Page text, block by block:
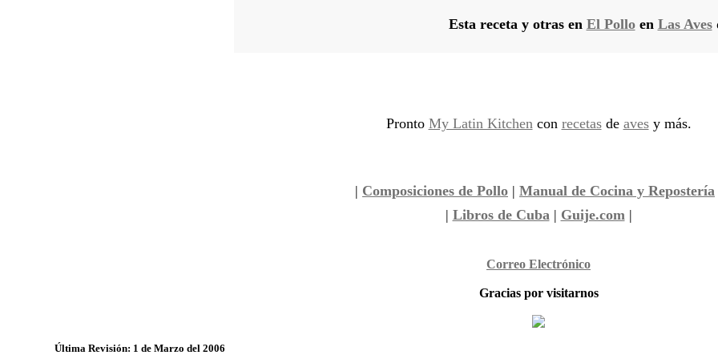
Esta receta y otras en El Polloen Las Aves
Pronto My Latin Kitchencon recetasde avesy más.
| Composiciones de Pollo | Manual de Cocina y Repostería
| Libros de Cuba| Guije.com|
Correo Electrónico
Gracias por visitarnos
Última Revisión: 1 de Marzo del 2006